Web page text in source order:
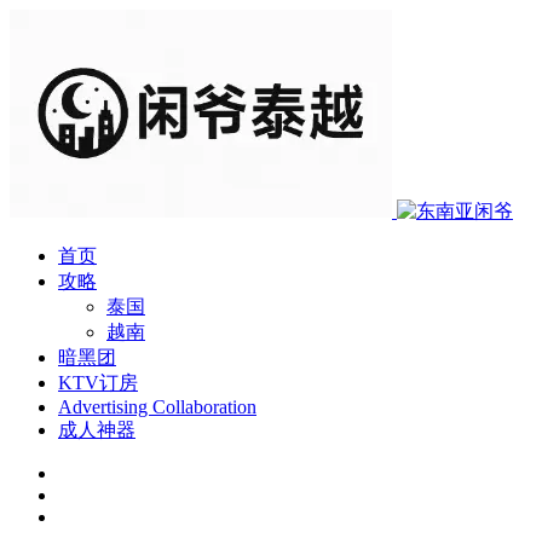
首页
攻略
泰国
越南
暗黑团
KTV订房
Advertising Collaboration
成人神器